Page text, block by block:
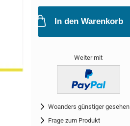
In den Warenkorb
Weiter mit
Woanders günstiger gesehen
Frage zum Produkt